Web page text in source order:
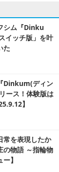
シム『Dinku
イッチ版」を叶
た
Dinkum(ディン
ース！体験版は
】
常を表現したか
の物語 ～指輪物
】